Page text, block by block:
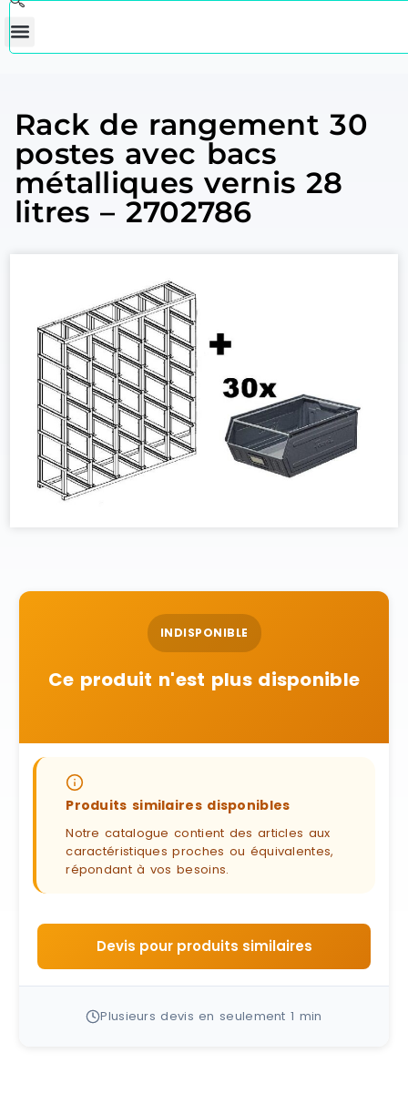
Rack de rangement 30
postes avec bacs
métalliques vernis 28
litres – 2702786
INDISPONIBLE
Ce produit n'est plus disponible
Produits similaires disponibles
Notre catalogue contient des articles aux
caractéristiques proches ou équivalentes,
répondant à vos besoins.
Devis pour produits similaires
Plusieurs devis en seulement 1 min